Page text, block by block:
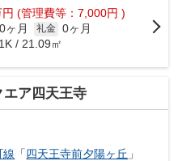
円 (管理費等：7,000円 )
0ヶ月 礼金 0ヶ月
/ 21.09㎡
エア四天王寺
線 「四天王寺前夕陽ヶ丘 」